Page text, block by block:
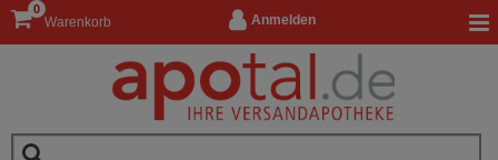
Anmelden
Warenkorb
0